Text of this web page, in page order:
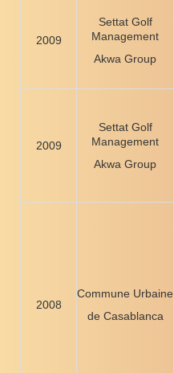
2009
Settat Golf
Management
Akwa Group
2009
Settat Golf
Management
Akwa Group
2008
Commune Urbaine
de Casablanca